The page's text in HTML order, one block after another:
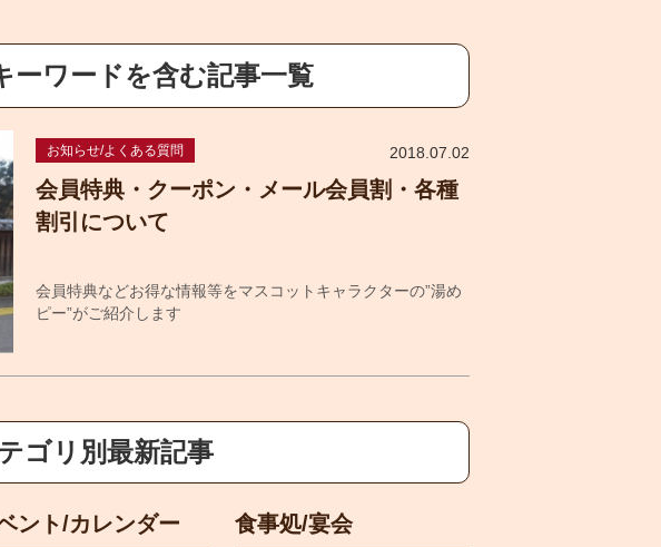
ーワードを含む記事一覧
お知らせ/よくある質問 2018.07.02
会員特典・クーポン・メール会員割・各種
割引について
会員特典などお得な情報等をマスコットキャラクターの”湯め
ピー”がご紹介します
テゴリ別最新記事
ント/カレンダー 食事処/宴会